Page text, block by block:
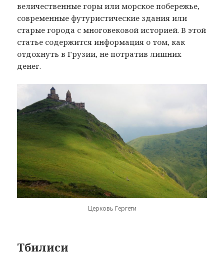
величественные горы или морское побережье,
современные футуристические здания или
старые города с многовековой историей. В этой
статье содержится информация о том, как
отдохнуть в Грузии, не потратив лишних
денег.
Церковь Гергети
Тбилиси